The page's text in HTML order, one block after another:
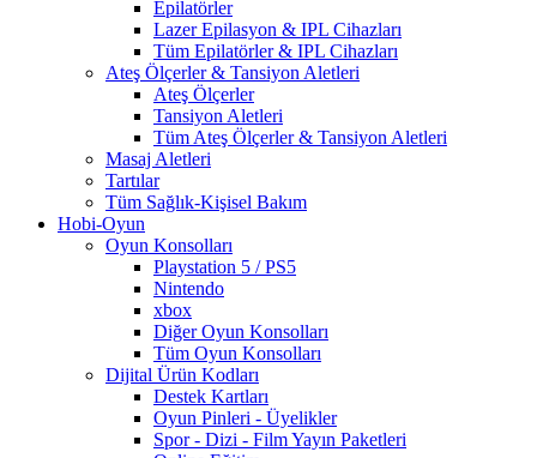
Epilatörler
Lazer Epilasyon & IPL Cihazları
Tüm Epilatörler & IPL Cihazları
Ateş Ölçerler & Tansiyon Aletleri
Ateş Ölçerler
Tansiyon Aletleri
Tüm Ateş Ölçerler & Tansiyon Aletleri
Masaj Aletleri
Tartılar
Tüm Sağlık-Kişisel Bakım
Hobi-Oyun
Oyun Konsolları
Playstation 5 / PS5
Nintendo
xbox
Diğer Oyun Konsolları
Tüm Oyun Konsolları
Dijital Ürün Kodları
Destek Kartları
Oyun Pinleri - Üyelikler
Spor - Dizi - Film Yayın Paketleri